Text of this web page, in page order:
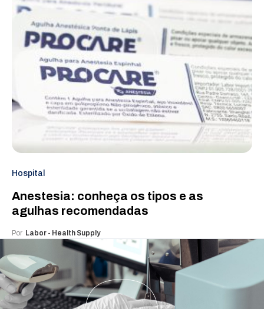
Hospital
Anestesia: conheça os tipos e as
agulhas recomendadas
Por Labor - Health Supply